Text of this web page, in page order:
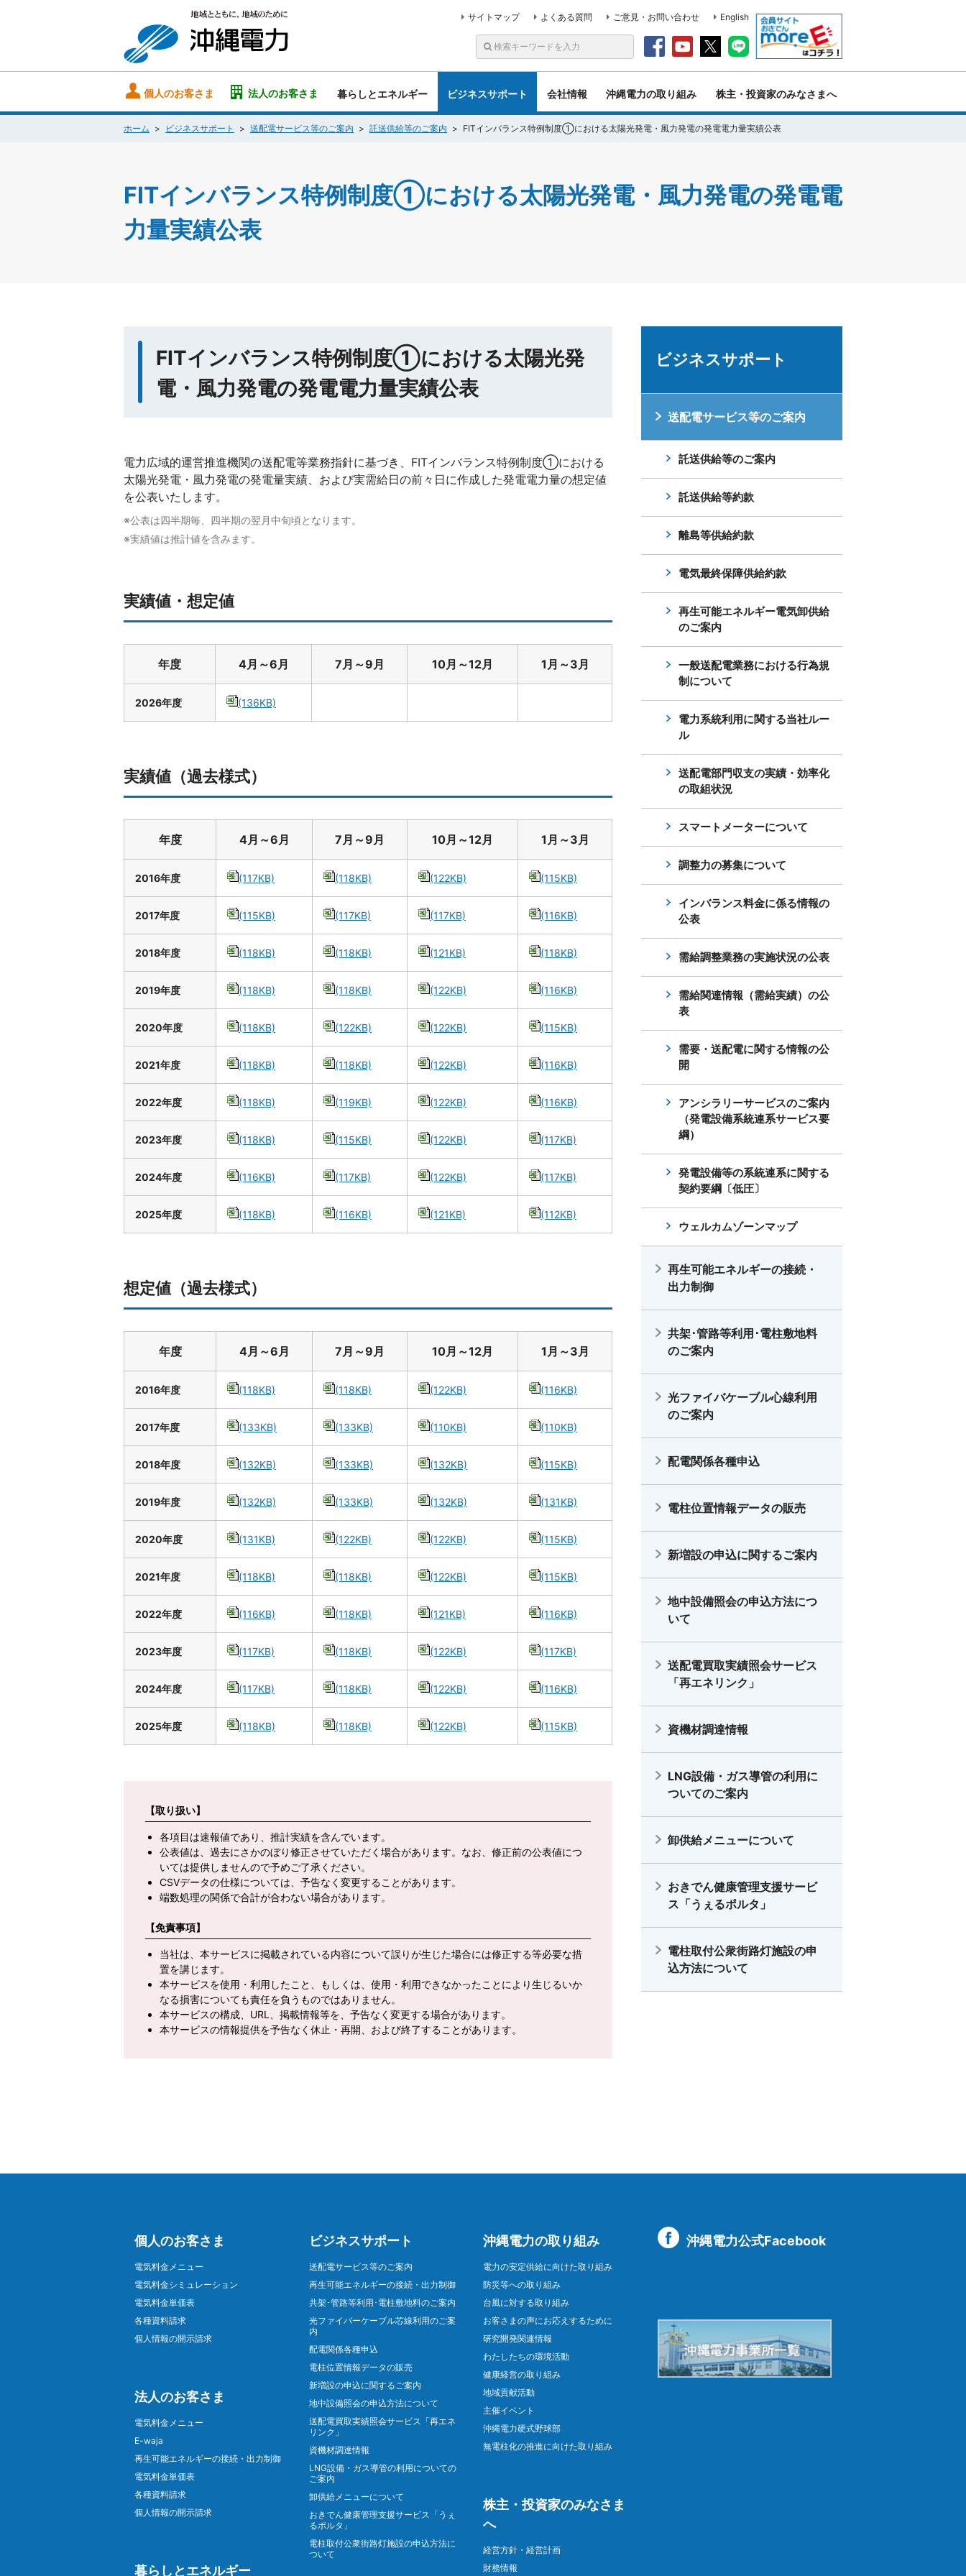
サイトマップ よくある質問 ご意見・お問い合わせ English
個人のお客さま 法人のお客さま 暮らしとエネルギー ビジネスサポート 会社情報 沖縄電力の取り組み 株主・投資家のみなさまへ
ホーム ビジネスサポート 送配電サービス等のご案内 託送供給等のご案内 FITインバランス特例制度①における太陽光発電・風力発電の発電電力量実績公表
FITインバランス特例制度①における太陽光発電・風力発電の発電電
力量実績公表
FITインバランス特例制度①における太陽光発
電・風力発電の発電電力量実績公表
電力広域的運営推進機関の送配電等業務指針に基づき、FITインバランス特例制度①における
太陽光発電・風力発電の発電量実績、および実需給日の前々日に作成した発電電力量の想定値
を公表いたします。
※公表は四半期毎、四半期の翌月中旬頃となります。
※実績値は推計値を含みます。
実績値・想定値
年度 4月～6月 7月～9月 10月～12月 1月～3月
2026年度 (136KB)
実績値（過去様式）
年度 4月～6月 7月～9月 10月～12月 1月～3月
2016年度 (117KB) (118KB) (122KB) (115KB)
2017年度 (115KB) (117KB) (117KB) (116KB)
2018年度 (118KB) (118KB) (121KB) (118KB)
2019年度 (118KB) (118KB) (122KB) (116KB)
2020年度 (118KB) (122KB) (122KB) (115KB)
2021年度 (118KB) (118KB) (122KB) (116KB)
2022年度 (118KB) (119KB) (122KB) (116KB)
2023年度 (118KB) (115KB) (122KB) (117KB)
2024年度 (116KB) (117KB) (122KB) (117KB)
2025年度 (118KB) (116KB) (121KB) (112KB)
想定値（過去様式）
年度 4月～6月 7月～9月 10月～12月 1月～3月
2016年度 (118KB) (118KB) (122KB) (116KB)
2017年度 (133KB) (133KB) (110KB) (110KB)
2018年度 (132KB) (133KB) (132KB) (115KB)
2019年度 (132KB) (133KB) (132KB) (131KB)
2020年度 (131KB) (122KB) (122KB) (115KB)
2021年度 (118KB) (118KB) (122KB) (115KB)
2022年度 (116KB) (118KB) (121KB) (116KB)
2023年度 (117KB) (118KB) (122KB) (117KB)
2024年度 (117KB) (118KB) (122KB) (116KB)
2025年度 (118KB) (118KB) (122KB) (115KB)
【取り扱い】
各項目は速報値であり、推計実績を含んでいます。
公表値は、過去にさかのぼり修正させていただく場合があります。なお、修正前の公表値につ
いては提供しませんので予めご了承ください。
CSVデータの仕様については、予告なく変更することがあります。
端数処理の関係で合計が合わない場合があります。
【免責事項】
当社は、本サービスに掲載されている内容について誤りが生じた場合には修正する等必要な措
置を講じます。
本サービスを使用・利用したこと、もしくは、使用・利用できなかったことにより生じるいか
なる損害についても責任を負うものではありません。
本サービスの構成、URL、掲載情報等を、予告なく変更する場合があります。
本サービスの情報提供を予告なく休止・再開、および終了することがあります。
ビジネスサポート
送配電サービス等のご案内
託送供給等のご案内
託送供給等約款
離島等供給約款
電気最終保障供給約款
再生可能エネルギー電気卸供給
のご案内
一般送配電業務における行為規
制について
電力系統利用に関する当社ルー
ル
送配電部門収支の実績・効率化
の取組状況
スマートメーターについて
調整力の募集について
インバランス料金に係る情報の
公表
需給調整業務の実施状況の公表
需給関連情報（需給実績）の公
表
需要・送配電に関する情報の公
開
アンシラリーサービスのご案内
（発電設備系統連系サービス要
綱）
発電設備等の系統連系に関する
契約要綱〔低圧〕
ウェルカムゾーンマップ
再生可能エネルギーの接続・
出力制御
共架･管路等利用･電柱敷地料
のご案内
光ファイバケーブル心線利用
のご案内
配電関係各種申込
電柱位置情報データの販売
新増設の申込に関するご案内
地中設備照会の申込方法につ
いて
送配電買取実績照会サービス
「再エネリンク」
資機材調達情報
LNG設備・ガス導管の利用に
ついてのご案内
卸供給メニューについて
おきでん健康管理支援サービ
ス「うぇるポルタ」
電柱取付公衆街路灯施設の申
込方法について
個人のお客さま
電気料金メニュー
電気料金シミュレーション
電気料金単価表
各種資料請求
個人情報の開示請求
法人のお客さま
電気料金メニュー
E-waja
再生可能エネルギーの接続・出力制御
電気料金単価表
各種資料請求
個人情報の開示請求
暮らしとエネルギー
ビジネスサポート
送配電サービス等のご案内
再生可能エネルギーの接続・出力制御
共架･管路等利用･電柱敷地料のご案内
光ファイバーケーブル芯線利用のご案
内
配電関係各種申込
電柱位置情報データの販売
新増設の申込に関するご案内
地中設備照会の申込方法について
送配電買取実績照会サービス「再エネ
リンク」
資機材調達情報
LNG設備・ガス導管の利用についての
ご案内
卸供給メニューについて
おきでん健康管理支援サービス「うぇ
るポルタ」
電柱取付公衆街路灯施設の申込方法に
ついて
沖縄電力の取り組み
電力の安定供給に向けた取り組み
防災等への取り組み
台風に対する取り組み
お客さまの声にお応えするために
研究開発関連情報
わたしたちの環境活動
健康経営の取り組み
地域貢献活動
主催イベント
沖縄電力硬式野球部
無電柱化の推進に向けた取り組み
株主・投資家のみなさま
へ
経営方針・経営計画
財務情報
沖縄電力公式Facebook